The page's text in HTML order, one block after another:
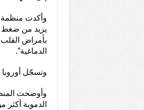
وأكدت منظمة
يزيد من ضغط
بأمراض القلب
الدماغية”.
وتسجّل
وأوضحت
الدموية أكثر